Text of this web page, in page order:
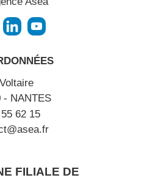
- NANTES
62 15
FILIALE DE